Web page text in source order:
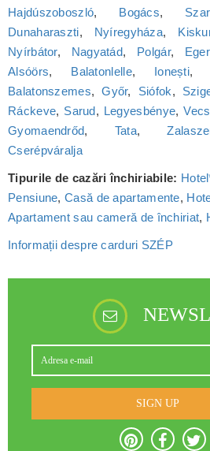
Hajdúszoboszló, Bogács,
Dunaharaszti, Nyíregyháza,
Nyírbátor, Nagyatád, Polgár, Eger
Alsóörs, Balatonlelle, Ionești,
Balatonszemes,Győr, Siófok,
Ráckeve, Sarud, Legyesbénye,
Gyomaendrőd, Tata,
Cserépváralja
Tipurile de cazări închiriabile:
Pensiune,Casă de apartamente,
Apartament sau cameră de închiriat,
Informații despre carduri SZÉP
SIGN UP